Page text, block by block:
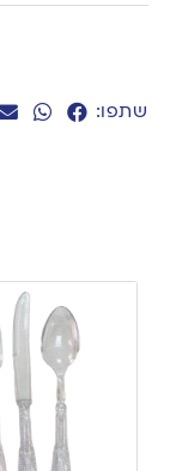
שתפו: